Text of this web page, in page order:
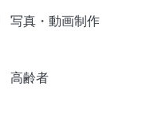
写真・動画制作
高齢者